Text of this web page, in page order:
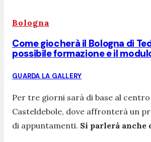
Bologna
Come giocherà il Bologna di
possibile formazione e il
GUARDA LA GALLERY
Per tre giorni sarà di base al
Casteldebole, dove affronterà un
di appuntamenti. Si parlerà anche